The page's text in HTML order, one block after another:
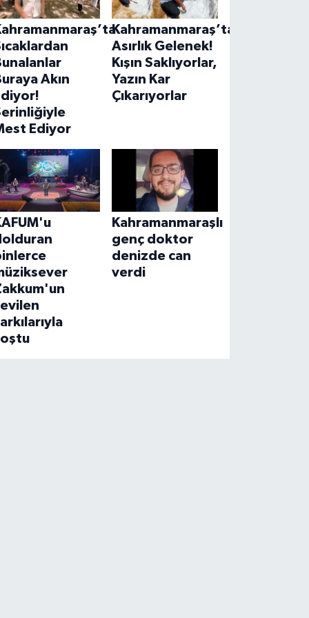
Akın
Ediyor
Kahramanmaraş’ta
Asırlık Gelenek!
Kışın Saklıyorlar,
Yazın Kar
Çıkarıyorlar
Kahramanmaraşlı
genç doktor
denizde can
verdi